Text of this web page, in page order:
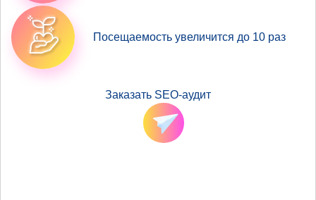
Посещаемость увеличится до 10 раз
Заказать SEO-аудит